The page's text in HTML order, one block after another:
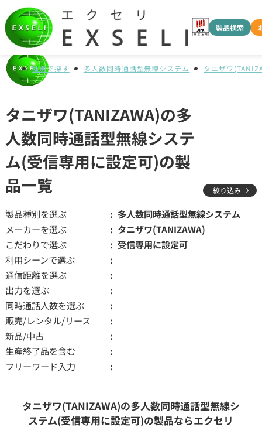
製品検索
種別で探す 多人数同時通話型無線システム タニザワ
タニザワ(TANIZAWA)の多
人数同時通話型無線システ
ム(受信専用に設定可)の製
品一覧
絞り込み
製品種別を選ぶ
多人数同時通話型無線システム
メーカーを選ぶ
タニザワ(TANIZAWA)
こだわりで選ぶ
受信専用に設定可
利用シーンで選ぶ
通信距離を選ぶ
出力を選ぶ
同時通話人数を選ぶ
販売/レンタル/リース
新品/中古
生産終了品を含む
フリーワード入力
タニザワ(TANIZAWA)の多人数同時通話型無線シ
ステム(受信専用に設定可)の製品ならエクセリ